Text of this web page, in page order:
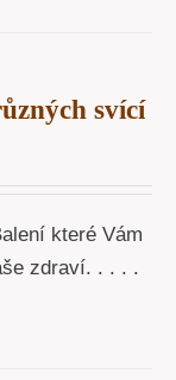
svící
které Vám
zdraví. . . . .